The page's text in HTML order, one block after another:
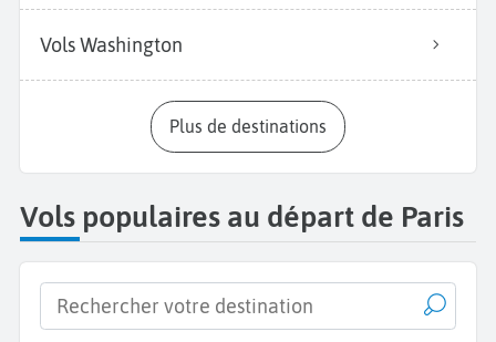
Vols Washington
Plus de destinations
Vols populaires au départ de Paris